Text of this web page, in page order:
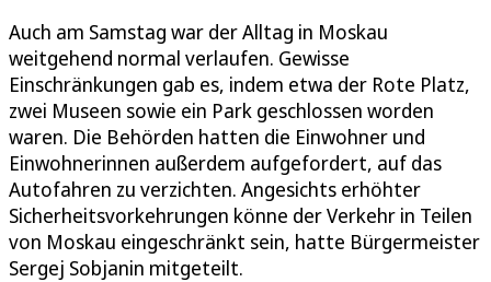
Auch am Samstag war der Alltag in Moskau
weitgehend normal verlaufen. Gewisse
Einschränkungen gab es, indem etwa der Rote Platz,
zwei Museen sowie ein Park geschlossen worden
waren. Die Behörden hatten die Einwohner und
Einwohnerinnen außerdem aufgefordert, auf das
Autofahren zu verzichten. Angesichts erhöhter
Sicherheitsvorkehrungen könne der Verkehr in Teilen
von Moskau eingeschränkt sein, hatte Bürgermeister
Sergej Sobjanin mitgeteilt.